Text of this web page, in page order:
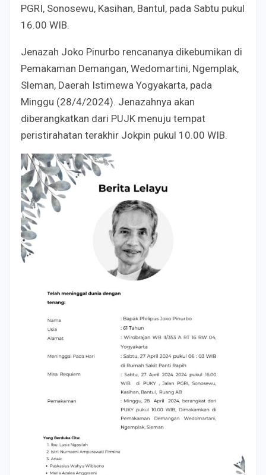
PGRI, Sonosewu, Kasihan, Bantul, pada Sabtu pukul
16.00 WIB.
Jenazah Joko Pinurbo rencananya dikebumikan di
Pemakaman Demangan, Wedomartini, Ngemplak,
Sleman, Daerah Istimewa Yogyakarta, pada
Minggu (28/4/2024). Jenazahnya akan
diberangkatkan dari PUJK menuju tempat
peristirahatan terakhir Jokpin pukul 10.00 WIB.